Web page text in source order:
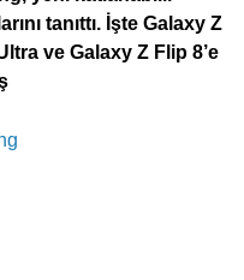
tanıttı. İşte Galaxy Z
ve Galaxy Z Flip 8’e